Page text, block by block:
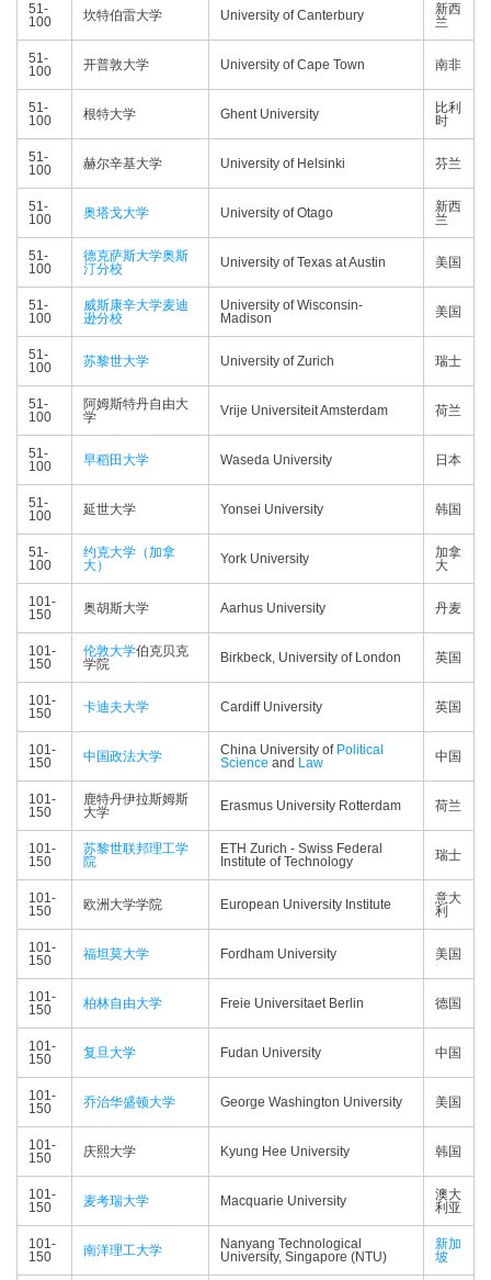
51-
100
坎特伯雷大学 University of Canterbury
新西
兰
51-
100
开普敦大学 University of Cape Town 南非
51-
100
根特大学 Ghent University
比利
时
51-
100
赫尔辛基大学 University of Helsinki 芬兰
51-
100
奥塔戈大学 University of Otago
新西
兰
51-
100
德克萨斯大学奥斯
汀分校
University of Texas at Austin 美国
51-
100
威斯康辛大学麦迪
逊分校
University of Wisconsin-
Madison
美国
51-
100
苏黎世大学 University of Zurich 瑞士
51-
100
阿姆斯特丹自由大
学
Vrije Universiteit Amsterdam 荷兰
51-
100
早稻田大学 Waseda University 日本
51-
100
延世大学 Yonsei University 韩国
51-
100
约克大学（加拿
大）
York University
加拿
大
101-
150
奥胡斯大学 Aarhus University 丹麦
101-
150
伦敦大学伯克贝克
学院
Birkbeck, University of London 英国
101-
150
卡迪夫大学 Cardiff University 英国
101-
150
中国政法大学 China University of Political
Science and Law 中国
101-
150
鹿特丹伊拉斯姆斯
大学
Erasmus University Rotterdam 荷兰
101-
150
苏黎世联邦理工学
院
ETH Zurich - Swiss Federal
Institute of Technology
瑞士
101-
150
欧洲大学学院 European University Institute
意大
利
101-
150
福坦莫大学 Fordham University 美国
101-
150
柏林自由大学 Freie Universitaet Berlin 德国
101-
150
复旦大学 Fudan University 中国
101-
150
乔治华盛顿大学 George Washington University 美国
101-
150
庆熙大学 Kyung Hee University 韩国
101-
150
麦考瑞大学 Macquarie University
澳大
利亚
101-
150
南洋理工大学
Nanyang Technological
University, Singapore (NTU)
新加
坡